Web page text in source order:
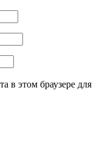
в этом браузере для